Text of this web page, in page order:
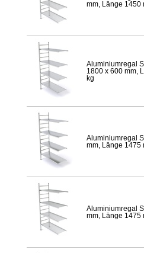
mm, Länge 1450
Aluminiumregal
1800 x 600 mm,
kg
Aluminiumregal
mm, Länge 1475
Aluminiumregal
mm, Länge 1475